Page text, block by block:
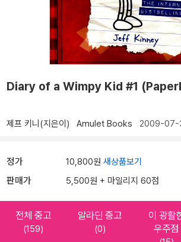
Diary of a Wimpy Kid #1
제프 키니(지은이) Amulet Books 2009-07-
정가 10,800원 새상품보기
판매가 5,500원 + 마일리지 60점
전체 중고
(159)
알라딘 중고
(0)
이 광활
우주점